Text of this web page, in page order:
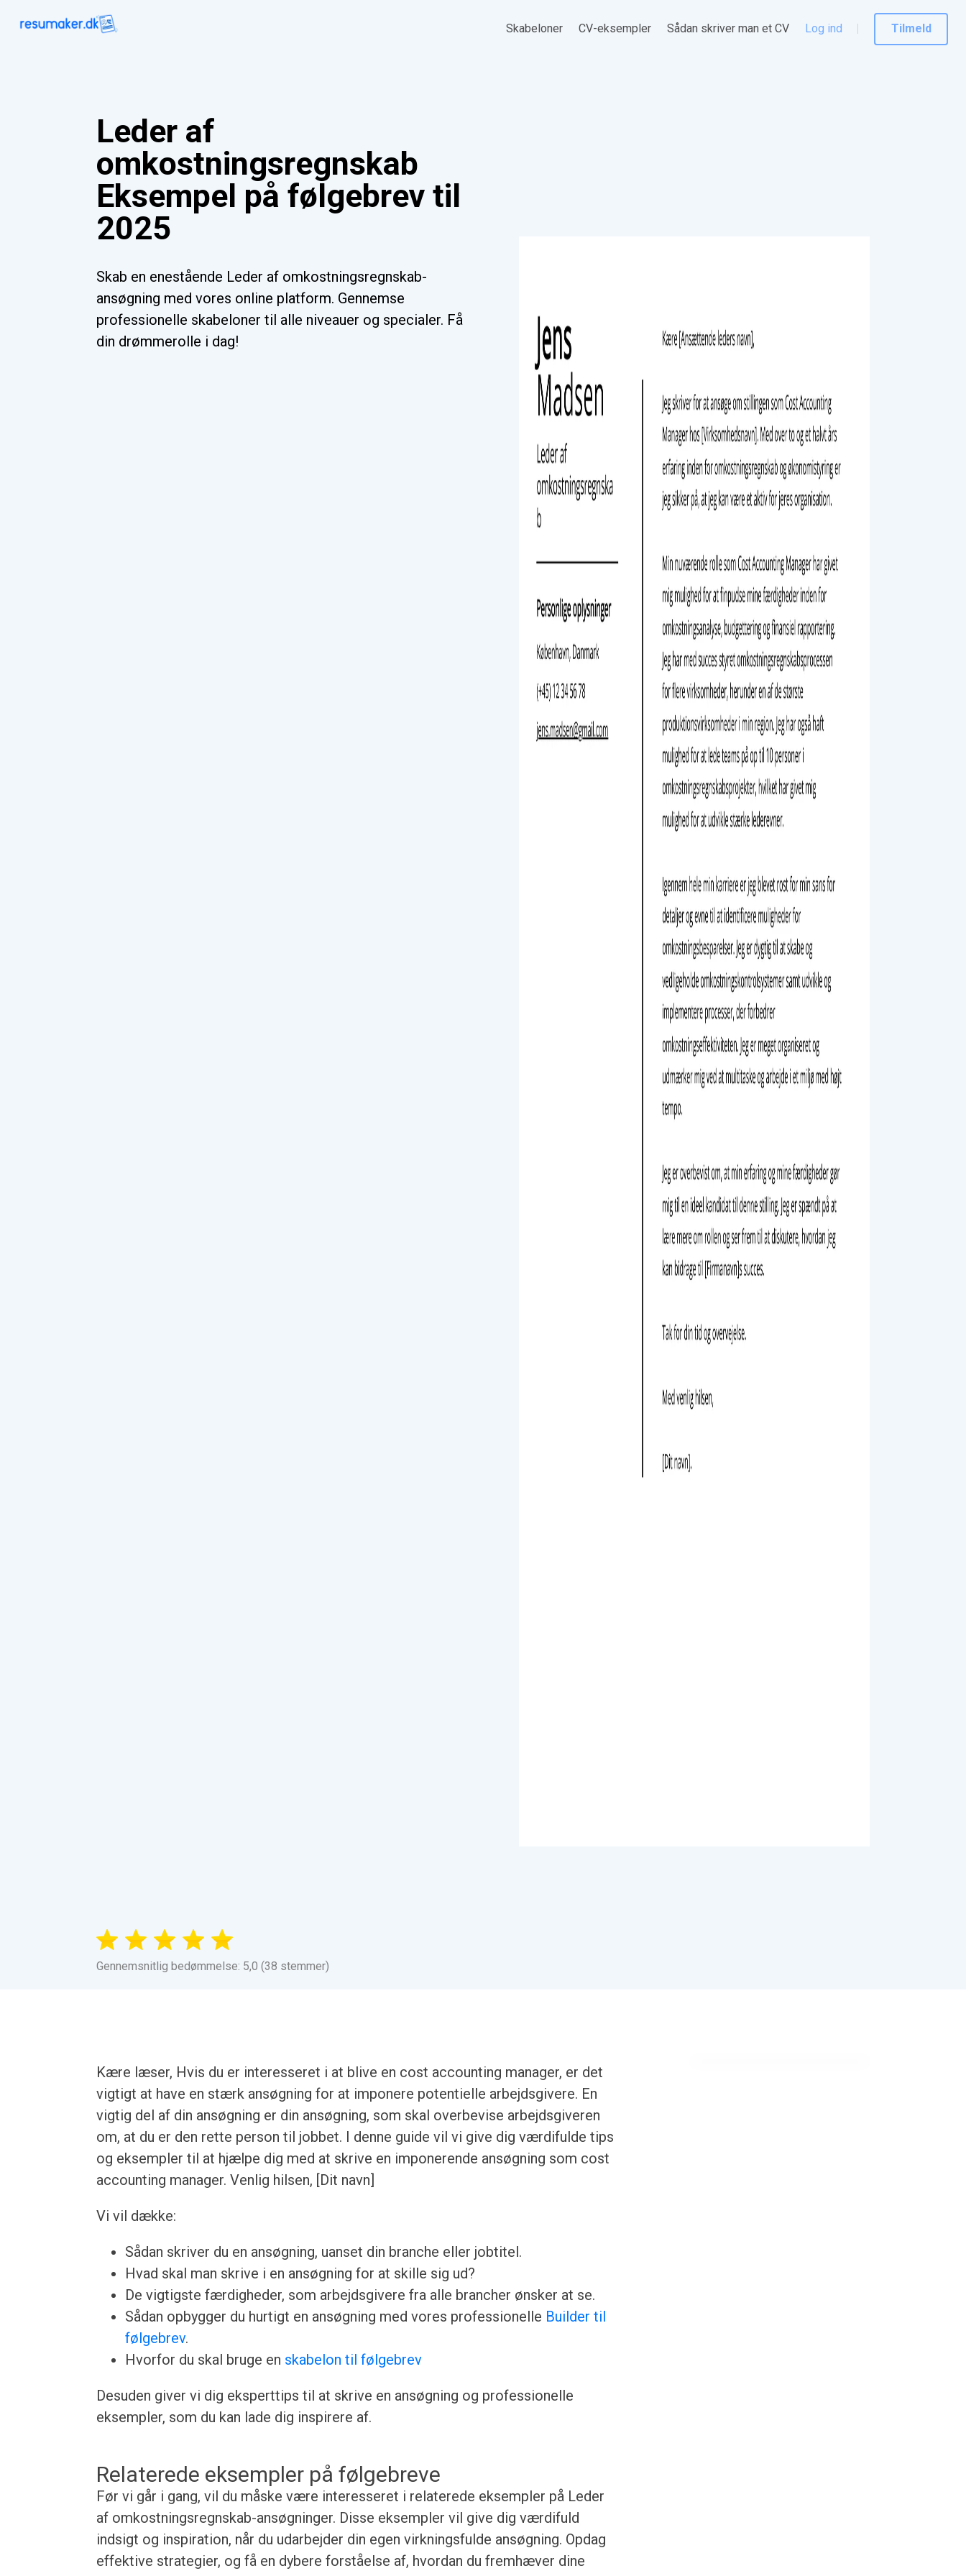
Skabeloner CV-eksempler Sådan skriver man et CV Log ind Tilmeld
Leder af
omkostningsregnskab
Eksempel på følgebrev til
2025
Skab en enestående Leder af omkostningsregnskab-
ansøgning med vores online platform. Gennemse
professionelle skabeloner til alle niveauer og specialer. Få
din drømmerolle i dag!
Gennemsnitlig bedømmelse: 5,0 (38 stemmer)
Kære læser, Hvis du er interesseret i at blive en cost accounting manager, er det
vigtigt at have en stærk ansøgning for at imponere potentielle arbejdsgivere. En
vigtig del af din ansøgning er din ansøgning, som skal overbevise arbejdsgiveren
om, at du er den rette person til jobbet. I denne guide vil vi give dig værdifulde tips
og eksempler til at hjælpe dig med at skrive en imponerende ansøgning som cost
accounting manager. Venlig hilsen, [Dit navn]
Vi vil dække:
Sådan skriver du en ansøgning, uanset din branche eller jobtitel.
Hvad skal man skrive i en ansøgning for at skille sig ud?
De vigtigste færdigheder, som arbejdsgivere fra alle brancher ønsker at se.
Sådan opbygger du hurtigt en ansøgning med vores professionelle Builder til
følgebrev.
Hvorfor du skal bruge en skabelon til følgebrev
Desuden giver vi dig eksperttips til at skrive en ansøgning og professionelle
eksempler, som du kan lade dig inspirere af.
Relaterede eksempler på følgebreve
Før vi går i gang, vil du måske være interesseret i relaterede eksempler på Leder
af omkostningsregnskab-ansøgninger. Disse eksempler vil give dig værdifuld
indsigt og inspiration, når du udarbejder din egen virkningsfulde ansøgning. Opdag
effektive strategier, og få en dybere forståelse af, hvordan du fremhæver dine